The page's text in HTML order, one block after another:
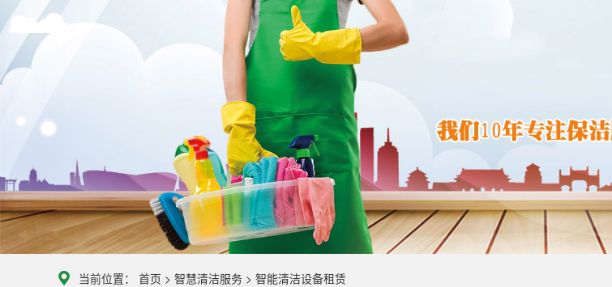
界
杯
正
规
限
公
司
智
慧
当前位置： 首页 > 智慧清洁服务 > 智能清洁设备租赁